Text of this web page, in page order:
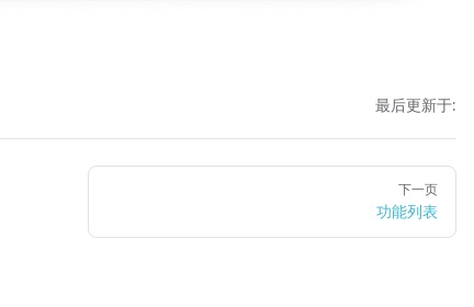
最后更新于:
下一页
功能列表